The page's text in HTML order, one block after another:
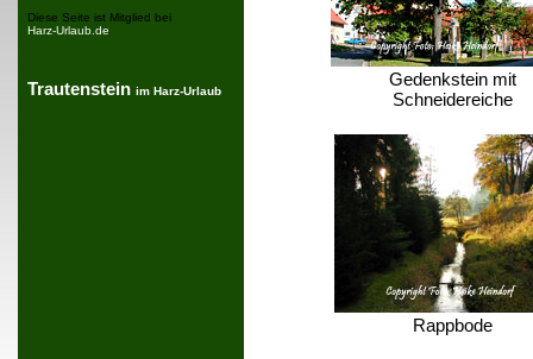
Diese Seite ist Mitglied bei
Harz-Urlaub.de
Trautenstein im Harz-Urlaub
Gedenkstein mit
Schneidereiche
Rappbode